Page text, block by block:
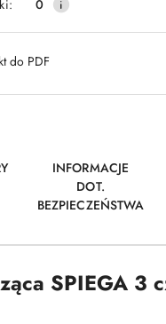
0
do PDF
INFORMACJE
DOT.
BEZPIECZEŃSTWA
SPIEGA 3